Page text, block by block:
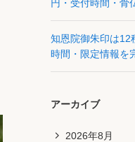
円・受付時間・骨
知恩院御朱印は12
時間・限定情報を
アーカイブ
2026年8月